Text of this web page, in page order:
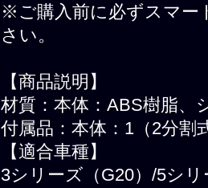
※ご購入前に必ずスマー
さい。
【商品説明】
材質：本体：ABS樹脂、
付属品：本体：1（2分割
【適合車種】
3シリーズ（G20）/5シ